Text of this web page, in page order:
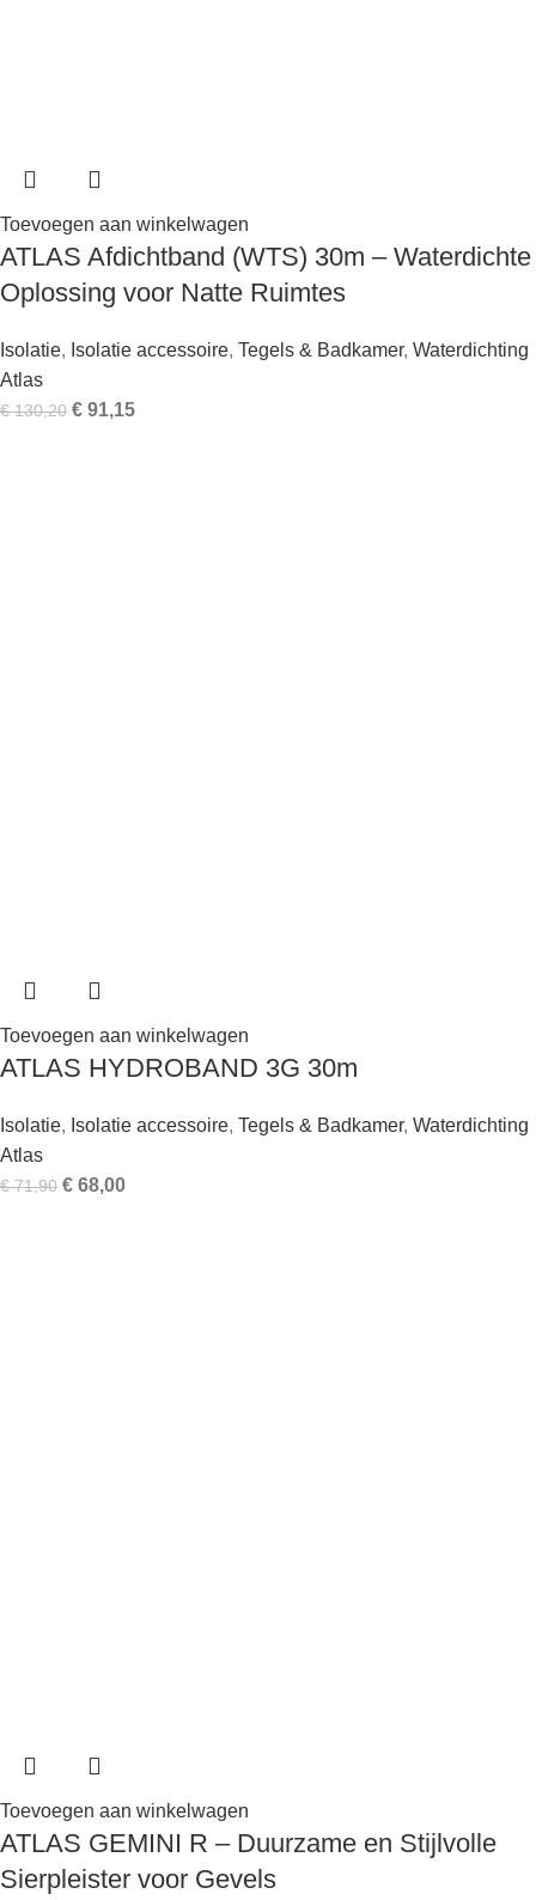
Toevoegen aan winkelwagen
ATLAS Afdichtband (WTS) 30m – Waterdichte
Oplossing voor Natte Ruimtes
Isolatie, Isolatie accessoire, Tegels & Badkamer, Waterdichting
Atlas
€130,20 € 91,15
Toevoegen aan winkelwagen
ATLAS HYDROBAND 3G 30m
Isolatie, Isolatie accessoire, Tegels & Badkamer, Waterdichting
Atlas
€71,90 € 68,00
Toevoegen aan winkelwagen
ATLAS GEMINI R – Duurzame en Stijlvolle
Sierpleister voor Gevels